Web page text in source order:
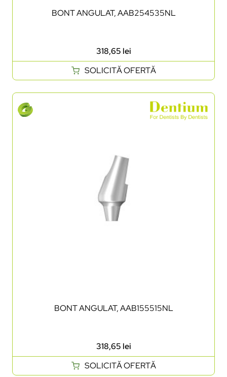
BONT ANGULAT, AAB254535NL
318,65 lei
SOLICITĂ OFERTĂ
BONT ANGULAT, AAB155515NL
318,65 lei
SOLICITĂ OFERTĂ